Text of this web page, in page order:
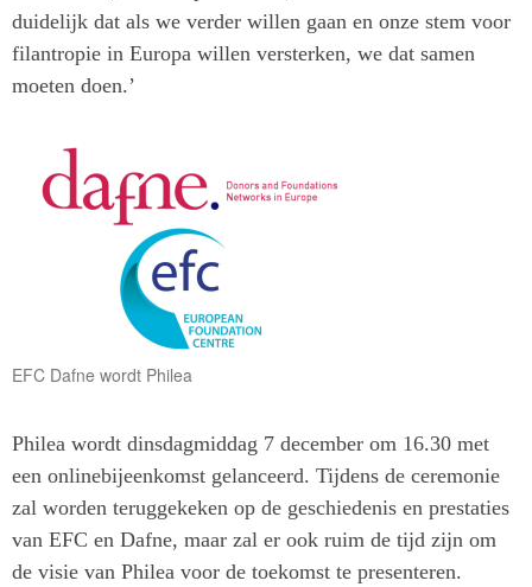
duidelijk dat als we verder willen gaan en onze stem voor
filantropie in Europa willen versterken, we dat samen
moeten doen.’
EFC Dafne wordt Philea
Philea wordt dinsdagmiddag 7 december om 16.30 met
een onlinebijeenkomst gelanceerd. Tijdens de ceremonie
zal worden teruggekeken op de geschiedenis en prestaties
van EFC en Dafne, maar zal er ook ruim de tijd zijn om
de visie van Philea voor de toekomst te presenteren.